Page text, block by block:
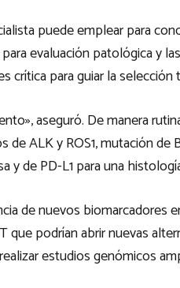
puede emplear para
evaluación patológica y
crítica para guiar la selección
aseguró. De manera
ALK y ROS1, mutación
de PD-L1 para una
de nuevos biomarcadores
que podrían abrir nuevas
estudios genómicos